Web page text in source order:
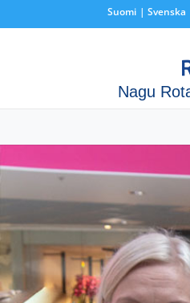
Suomi Svenska
Nagu